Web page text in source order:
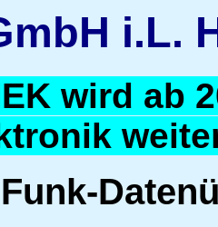
i.L.
wird ab